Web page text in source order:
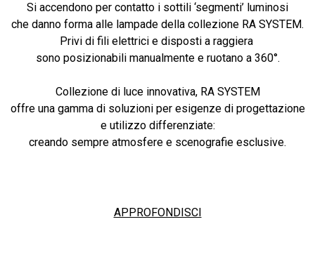
Si accendono per contatto i sottili ‘segmenti’ luminosi
che danno forma alle lampade della collezione RA SYSTEM.
Privi di fili elettrici e disposti a raggiera
sono posizionabili manualmente e ruotano a 360°.
Collezione di luce innovativa, RA SYSTEM
offre una gamma di soluzioni per esigenze di progettazione
e utilizzo differenziate:
creando sempre atmosfere e scenografie esclusive.
APPROFONDISCI